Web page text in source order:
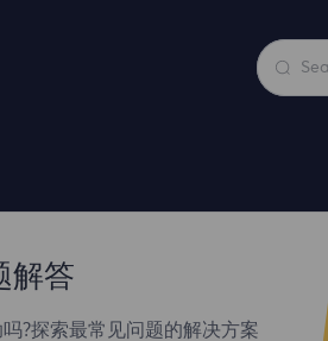
解答
?探索最常见问题的解决方案